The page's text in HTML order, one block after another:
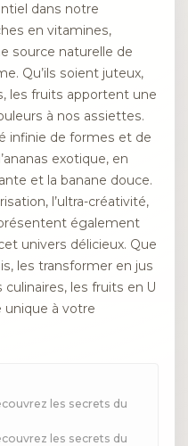
dans notre
en vitamines,
source naturelle de
Qu’ils soient juteux,
les fruits apportent une
à nos assiettes.
infinie de formes et de
exotique, en
et la banane douce.
l’ultra-créativité,
également
univers délicieux. Que
les transformer en jus
les fruits en U
à votre
les secrets du
les secrets du